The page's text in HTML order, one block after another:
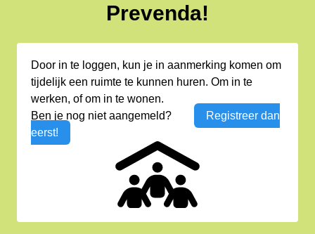
Prevenda!
Door in te loggen, kun je in aanmerking komen om
tijdelijk een ruimte te kunnen huren. Om in te
werken, of om in te wonen.
Ben je nog niet aangemeld?
Registreer dan
eerst!